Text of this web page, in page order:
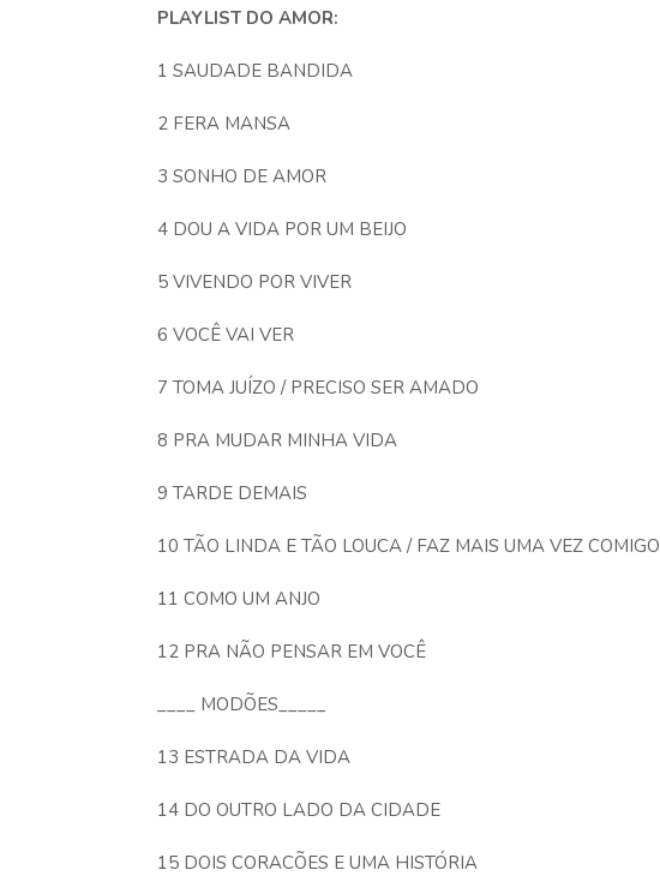
PLAYLIST DO AMOR:
1 SAUDADE BANDIDA
2 FERA MANSA
3 SONHO DE AMOR
4 DOU A VIDA POR UM BEIJO
5 VIVENDO POR VIVER
6 VOCÊ VAI VER
7 TOMA JUÍZO / PRECISO SER AMADO
8 PRA MUDAR MINHA VIDA
9 TARDE DEMAIS
10 TÃO LINDA E TÃO LOUCA / FAZ MAIS UMA VEZ COMIGO
11 COMO UM ANJO
12 PRA NÃO PENSAR EM VOCÊ
____ MODÕES_____
13 ESTRADA DA VIDA
14 DO OUTRO LADO DA CIDADE
15 DOIS CORACÕES E UMA HISTÓRIA